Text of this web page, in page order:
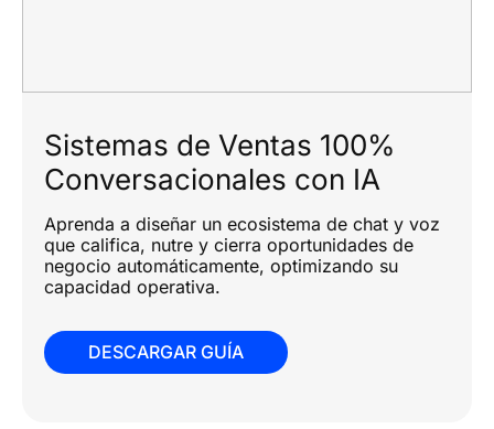
Sistemas de Ventas 100%
Conversacionales con IA
Aprenda a diseñar un ecosistema de chat y voz
que califica, nutre y cierra oportunidades de
negocio automáticamente, optimizando su
capacidad operativa.
DESCARGAR GUÍA